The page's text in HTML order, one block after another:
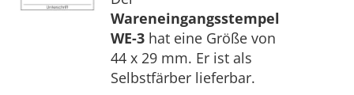
Wareneingangsstempel
WE-3 hat eine Größe von
44 x 29 mm. Er ist als
Selbstfärber lieferbar.